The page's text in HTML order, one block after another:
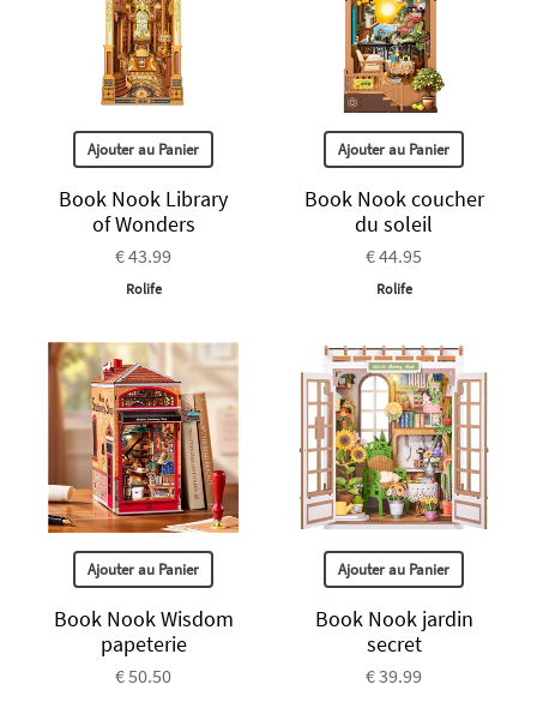
Ajouter au Panier
Book Nook Library
of Wonders
€ 43.99
Rolife
Ajouter au Panier
Book Nook coucher
du soleil
€ 44.95
Rolife
Ajouter au Panier
Book Nook Wisdom
papeterie
€ 50.50
Ajouter au Panier
Book Nook jardin
secret
€ 39.99